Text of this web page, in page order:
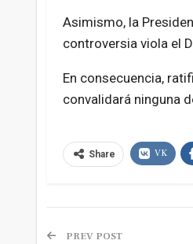
Asimismo, la
controversia viola el
En consecuencia,
convalidará ninguna
Share VK
PREV POST